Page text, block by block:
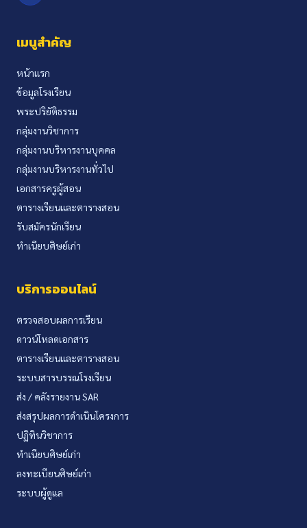
เมนูสำคัญ
หน้าแรก
ข้อมูลโรงเรียน
พระปริยัติธรรม
กลุ่มงานวิชาการ
กลุ่มงานบริหารงานบุคคล
กลุ่มงานบริหารงานทั่วไป
เอกสารครูผู้สอน
ตารางเรียนและตารางสอน
รับสมัครนักเรียน
ทำเนียบศิษย์เก่า
บริการออนไลน์
ตรวจสอบผลการเรียน
ดาวน์โหลดเอกสาร
ตารางเรียนและตารางสอน
ระบบสารบรรณโรงเรียน
ส่ง / คลังรายงาน SAR
ส่งสรุปผลการดำเนินโครงการ
ปฏิทินวิชาการ
ทำเนียบศิษย์เก่า
ลงทะเบียนศิษย์เก่า
ระบบผู้ดูแล